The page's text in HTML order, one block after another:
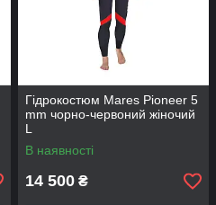
Гідрокостюм Mares Pioneer 5
mm чорно-червоний жіночий
L
В наявності
14 500 ₴